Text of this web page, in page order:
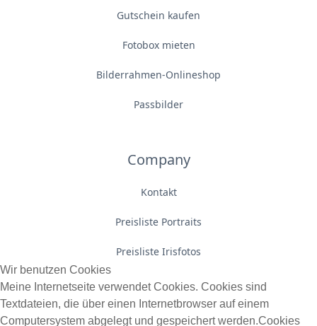
Gutschein kaufen
Fotobox mieten
Bilderrahmen-Onlineshop
Passbilder
Company
Kontakt
Preisliste Portraits
Preisliste Irisfotos
Wir benutzen Cookies
Meine Internetseite verwendet Cookies. Cookies sind
Textdateien, die über einen Internetbrowser auf einem
Computersystem abgelegt und gespeichert werden.Cookies